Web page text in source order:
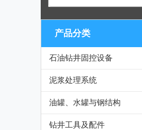
产品分类
石油钻井固控设备
泥浆处理系统
油罐、水罐与钢结构
钻井工具及配件